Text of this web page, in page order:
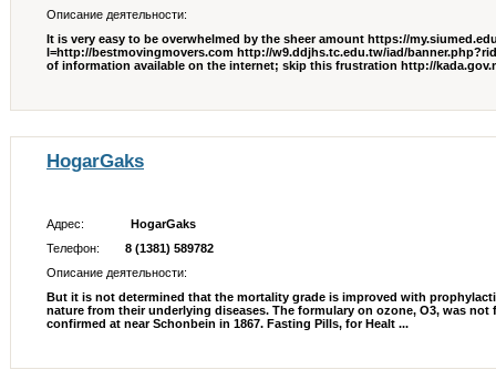
Описание деятельности:
It is very easy to be overwhelmed by the sheer amount https://
l=http://bestmovingmovers.com http://w9.ddjhs.tc.edu.tw/iad/
of information available on the internet; skip this frustration http://
HogarGaks
Адрес:
HogarGaks
Телефон:
8 (1381) 589782
Описание деятельности:
But it is not determined that the mortality grade is improved with
nature from their underlying diseases. The formulary on ozone, O3, was
confirmed at near Schonbein in 1867. Fasting Pills, for Healt ...